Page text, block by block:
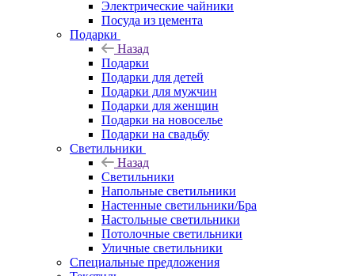
Электрические чайники
Посуда из цемента
Подарки
Назад
Подарки
Подарки для детей
Подарки для мужчин
Подарки для женщин
Подарки на новоселье
Подарки на свадьбу
Светильники
Назад
Светильники
Напольные светильники
Настенные светильники/Бра
Настольные светильники
Потолочные светильники
Уличные светильники
Специальные предложения